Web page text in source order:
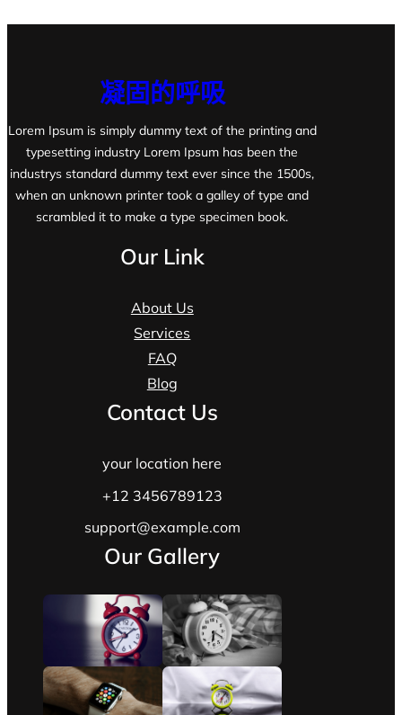
凝固的呼吸
Lorem Ipsum is simply dummy text of the printing and
typesetting industry Lorem Ipsum has been the
industrys standard dummy text ever since the 1500s,
when an unknown printer took a galley of type and
scrambled it to make a type specimen book.
Our Link
About Us
Services
FAQ
Blog
Contact Us
your location here
+12 3456789123
support@example.com
Our Gallery